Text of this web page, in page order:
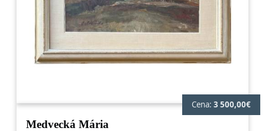
Cena: 3 500,00€
Medvecká Mária